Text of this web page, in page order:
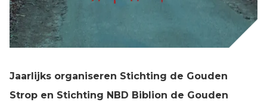
Jaarlijks organiseren Stichting de Gouden
Strop en Stichting NBD Biblion de Gouden